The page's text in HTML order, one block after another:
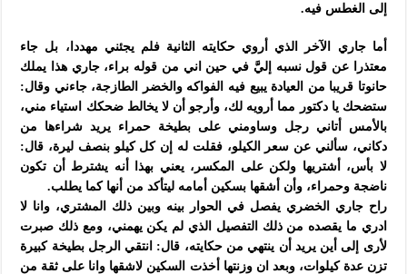
إلى الغطس فيه.
أما جاري الآخر الذي أروي حكايته الثانية فلم يجئني مهددا، بل جاء
معتذرا عن قول نسبه إليَّ في حين اني من قوله براء، جاري هذا يملك
حانوتا قريبا من العيادة يبيع فيه الفواكه والخضر الطازجة، جاءني وقال:
ستضحك يا دكتور مما أرويه لك، وأرجو أن لا يخالط ضحكك استياء مني،
بالأمس أتاني رجل وساومني على بطيخة حمراء يريد شراءها من
دكاني، سألني عن سعر الكيلو، فقلت له إن كل كيلو بنصف ليرة، قال:
لا بأس، أشتريها ولكن على المكسر، يعني بهذا أنه يشترط أن تكون
ناضجة وحمراء، وأن أشقها بسكين أمامه ليتأكد من أنها كما يطلب.
راح جاري الخضري يفصل في الحوار بينه وبين ذلك المشتري، وانا لا
ادري ما يقصده من ذلك التفصيل الذي لم يكن يهمني، ومع ذلك صبرت
لأرى إلى أين يريد أن ينتهي من حكايته، قال: انتقي الرجل بطيخة كبيرة
تزن عدة كيلوات، وبعد ان وزنتها أخذت السكين لاشقها وانا على ثقة من